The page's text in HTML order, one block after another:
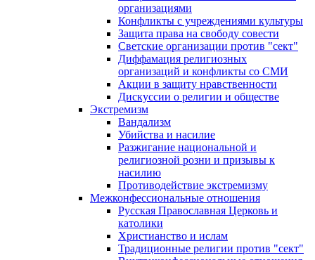
организациями
Конфликты с учреждениями культуры
Защита права на свободу совести
Светские организации против "сект"
Диффамация религиозных
организаций и конфликты со СМИ
Акции в защиту нравственности
Дискуссии о религии и обществе
Экстремизм
Вандализм
Убийства и насилие
Разжигание национальной и
религиозной розни и призывы к
насилию
Противодействие экстремизму
Межконфессиональные отношения
Русская Православная Церковь и
католики
Христианство и ислам
Традиционные религии против "сект"